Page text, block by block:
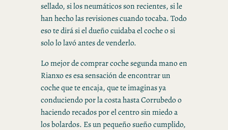
sellado, si los neumáticos son recientes, si le
han hecho las revisiones cuando tocaba. Todo
eso te dirá si el dueño cuidaba el coche o si
solo lo lavó antes de venderlo.
Lo mejor de comprar coche segunda mano en
Rianxo es esa sensación de encontrar un
coche que te encaja, que te imaginas ya
conduciendo por la costa hasta Corrubedo o
haciendo recados por el centro sin miedo a
los bolardos. Es un pequeño sueño cumplido,